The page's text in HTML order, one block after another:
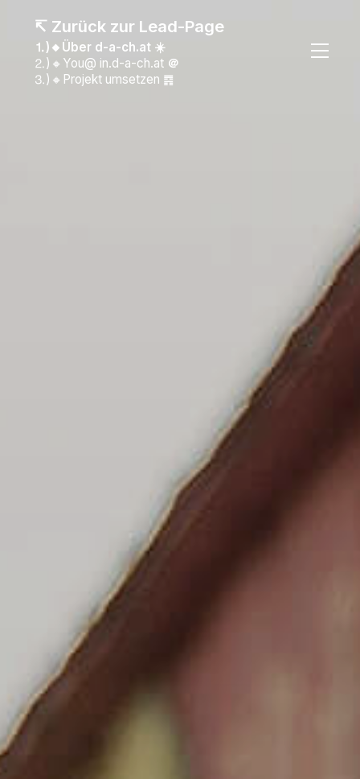
↸ Zurück zur Lead-Page
⒈)🔸Über d-a-ch.at ☀️
⒉)🔸You@ in.d-a-ch.at ＠
⒊)🔸Projekt umsetzen ䷴